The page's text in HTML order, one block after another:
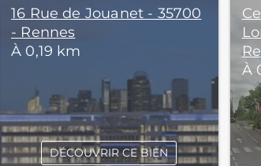
16 Rue de Jouanet - 35700
- Rennes
À 0,19 km
DÉCOUVRIR CE BIEN
À